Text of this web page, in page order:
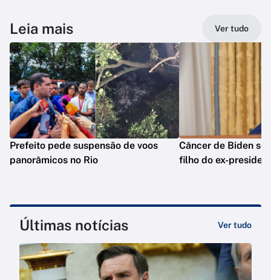
Leia mais Ver tudo
Prefeito pede suspensão de voos
panorâmicos no Rio
Câncer de Biden se
filho do ex-
Últimas notícias Ver tudo